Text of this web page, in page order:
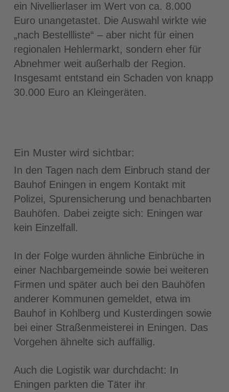
ein Nivellierlaser im Wert von ca. 8.000
Euro unangetastet. Die Auswahl wirkte wie
„nach Bestellliste“ – aber nicht für einen
regionalen Hehlermarkt, sondern eher für
Abnehmer weit außerhalb der Region.
Insgesamt entstand ein Schaden von knapp
30.000 Euro an Kleingeräten.
Ein Muster wird sichtbar:
In den Tagen nach dem Einbruch stand der
Bauhof Eningen in engem Kontakt mit
Polizei, Spurensicherung und benachbarten
Bauhöfen. Dabei zeigte sich: Eningen war
kein Einzelfall.
In der Folge wurden ähnliche Einbrüche in
einer Nachbargemeinde sowie bei weiteren
Firmen und später auch bei den Bauhöfen
anderer Kommunen gemeldet, etwa im
Bauhof in Kohlberg und Kusterdingen sowie
bei einer Straßenmeisterei in Eningen. Das
Vorgehen ähnelte sich auffällig.
Auch die Logistik war durchdacht: In
Eningen parkten die Täter ihr